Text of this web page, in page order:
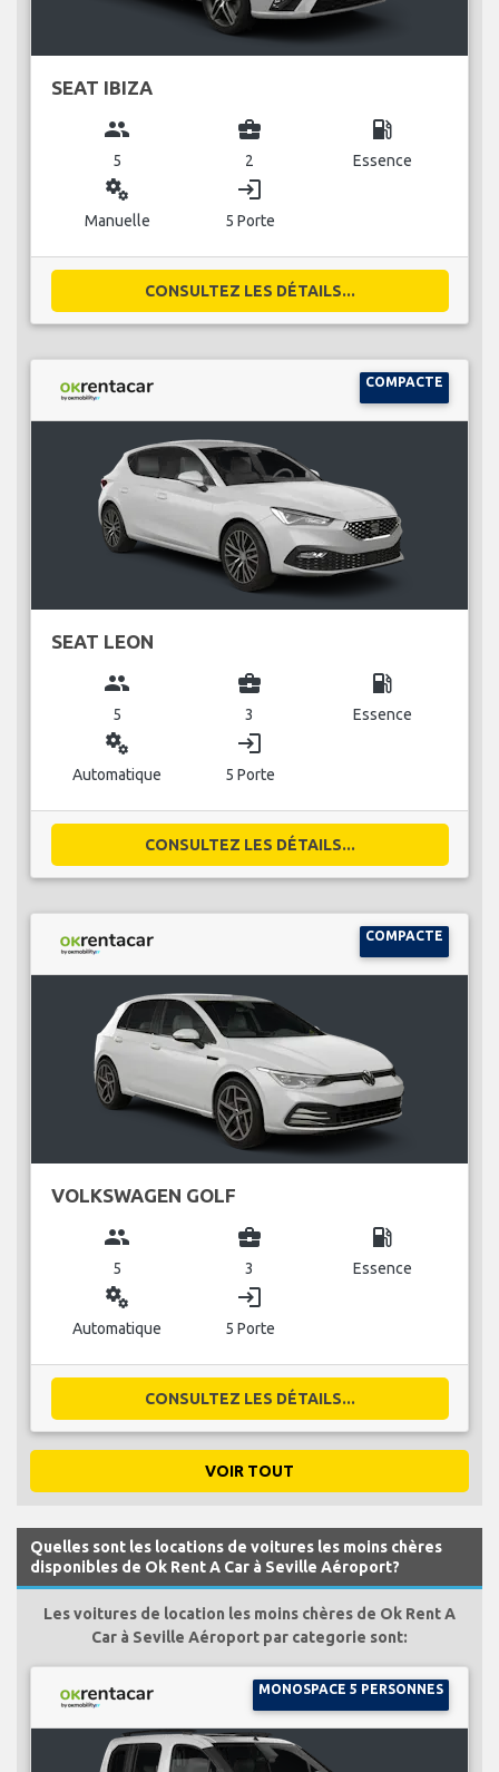
SEAT IBIZA
group
5
business_center
2
local_gas_station
Essence
miscellaneous_services
Manuelle
login
5 Porte
CONSULTEZ LES DÉTAILS...
COMPACTE
SEAT LEON
group
5
business_center
3
local_gas_station
Essence
miscellaneous_services
Automatique
login
5 Porte
CONSULTEZ LES DÉTAILS...
COMPACTE
VOLKSWAGEN GOLF
group
5
business_center
3
local_gas_station
Essence
miscellaneous_services
Automatique
login
5 Porte
CONSULTEZ LES DÉTAILS...
VOIR TOUT
Quelles sont les locations de voitures les moins chères
disponibles de Ok Rent A Car à Seville Aéroport?
Les voitures de location les moins chères de Ok Rent A
Car à Seville Aéroport par categorie sont:
MONOSPACE 5 PERSONNES